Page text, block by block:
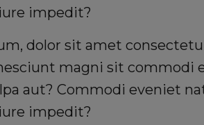
impedit?
dolor sit amet
magni sit commodi
aut? Commodi eveniet
impedit?